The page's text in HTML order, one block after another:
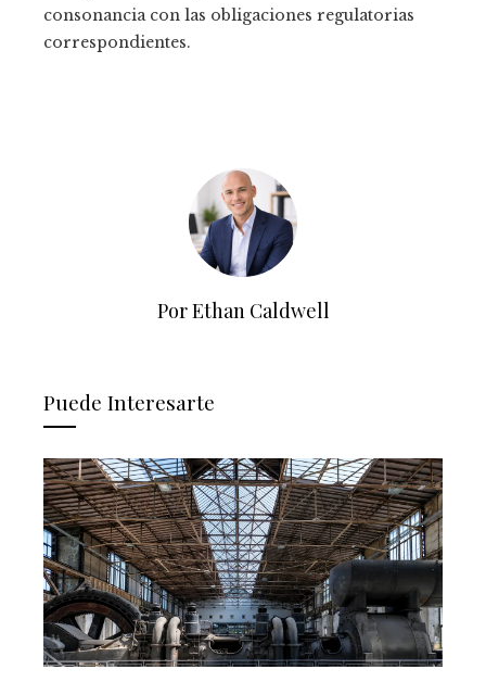
consonancia con las obligaciones regulatorias
correspondientes.
Por Ethan Caldwell
Puede Interesarte